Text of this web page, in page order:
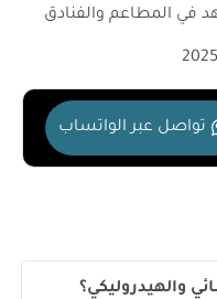
في المطاعم والفنادق
تواصل عبر الواتساب
والهيدروليكي؟